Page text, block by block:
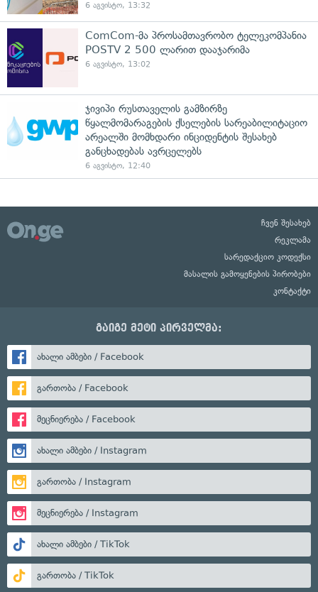
6 აგვისტო, 13:32
ComCom-მა პროსამთავრობო ტელეკომპანია
POSTV 2 500 ლარით დააჯარიმა
6 აგვისტო, 13:02
ჯივიპი რუსთაველის გამზირზე
წყალმომარაგების ქსელების სარეაბილიტაციო
არეალში მომხდარი ინციდენტის შესახებ
განცხადებას ავრცელებს
6 აგვისტო, 12:40
ჩვენ შესახებ
რეკლამა
სარედაქციო კოდექსი
მასალის გამოყენების პირობები
კონტაქტი
გაიგე მეტი პირველმა:
ახალი ამბები / Facebook
გართობა / Facebook
მეცნიერება / Facebook
ახალი ამბები / Instagram
გართობა / Instagram
მეცნიერება / Instagram
ახალი ამბები / TikTok
გართობა / TikTok